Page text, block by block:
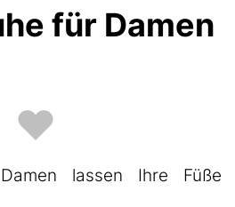
für Damen
lassen Ihre Füße